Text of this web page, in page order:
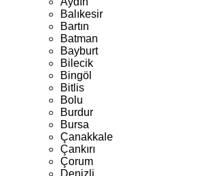
Balıkesir
Bartın
Batman
Bayburt
Bilecik
Bingöl
Bitlis
Bolu
Burdur
Bursa
Çanakkale
Çankırı
Çorum
Denizli